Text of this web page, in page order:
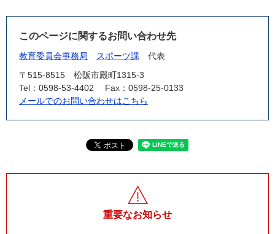
このページに関するお問い合わせ先
教育委員会事務局 スポーツ課
代表
〒515-8515
松阪市殿町1315-3
Tel：0598-53-4402
Fax：0598-25-0133
メールでのお問い合わせはこちら
重要なお知らせ